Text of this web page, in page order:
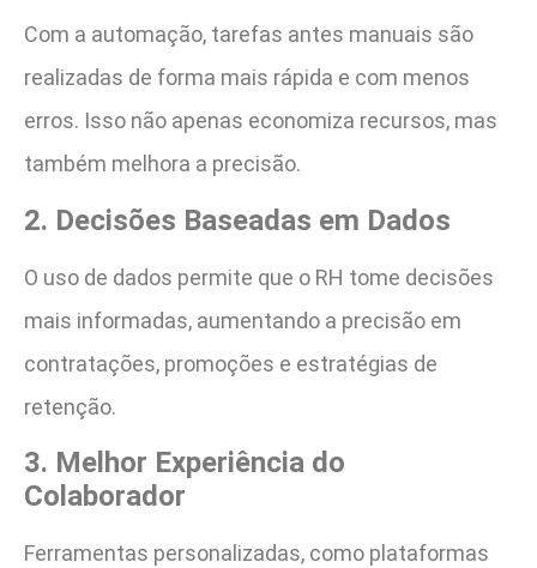
Com a automação, tarefas antes manuais são
realizadas de forma mais rápida e com menos
erros. Isso não apenas economiza recursos, mas
também melhora a precisão.
2. Decisões Baseadas em Dados
O uso de dados permite que o RH tome decisões
mais informadas, aumentando a precisão em
contratações, promoções e estratégias de
retenção.
3. Melhor Experiência do
Colaborador
Ferramentas personalizadas, como plataformas